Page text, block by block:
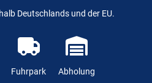
Deutschlands und der EU.
Fuhrpark Abholung